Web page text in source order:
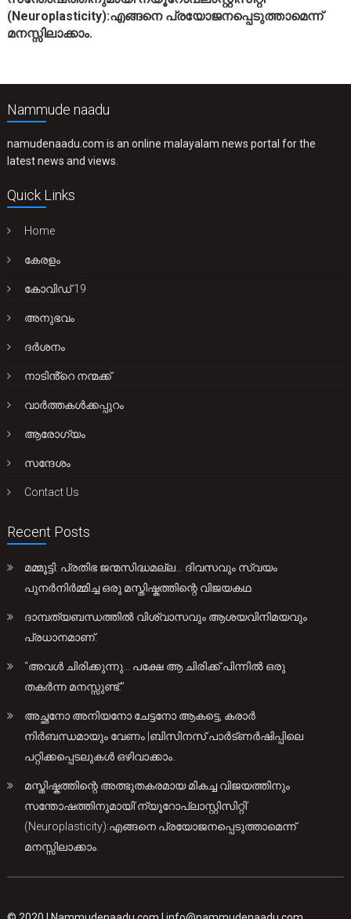
(Neuroplasticity):എങ്ങനെ പ്രയോജനപ്പെടുത്താമെന്ന്
മനസ്സിലാക്കാം.
Nammude naadu
namudenaadu.com is an online malayalam news portal for the
latest news and views.
Quick Links
Home
കേരളം
കോവിഡ് 19
അനുഭവം
ദർശനം
നാടിൻ്റെ നന്മക്ക്
വാർത്തകൾക്കപ്പുറം
ആരോഗ്യം
സന്ദേശം
Contact Us
Recent Posts
മമ്മൂട്ടി: പ്രതിഭ ജന്മസിദ്ധമല്ല… ദിവസവും സ്വയം
പുനർനിർമ്മിച്ച ഒരു മസ്തിഷ്കത്തിന്റെ വിജയകഥ
ദാമ്പത്യബന്ധത്തിൽ വിശ്വാസവും ആശയവിനിമയവും
പ്രധാനമാണ്.
“അവൾ ചിരിക്കുന്നു… പക്ഷേ ആ ചിരിക്ക് പിന്നിൽ ഒരു
തകർന്ന മനസ്സുണ്ട്.”
അച്ഛനോ അനിയനോ ചേട്ടനോ ആകട്ടെ, കരാർ
നിർബന്ധമായും വേണം |ബിസിനസ് പാർട്ണർഷിപ്പിലെ
പറ്റിക്കപ്പെടലുകൾ ഒഴിവാക്കാം..
മസ്തിഷ്കത്തിന്റെ അത്ഭുതകരമായ മികച്ച വിജയത്തിനും
സന്തോഷത്തിനുമായി’ന്യൂറോപ്ലാസ്റ്റിസിറ്റി’
(Neuroplasticity):എങ്ങനെ പ്രയോജനപ്പെടുത്താമെന്ന്
മനസ്സിലാക്കാം.